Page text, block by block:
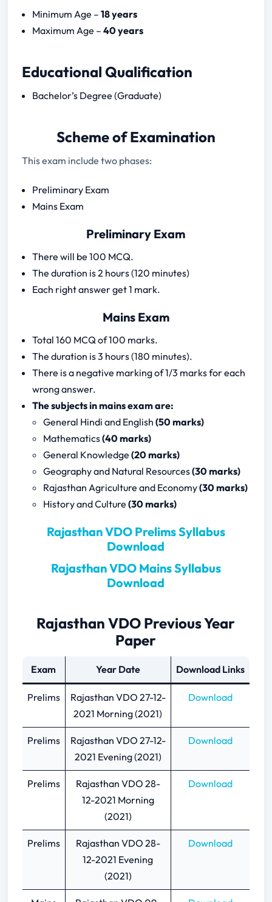
Preliminary Exam
Mains Exam
Rajasthan VDO Mains Syllabus Download
Prelims Exam
Mains Exam
Hindi
Rajasthan Agriculture and Economy
Minimum Age –18 years
Maximum Age –40 years
Educational Qualification
Bachelor’s Degree (Graduate)
Scheme of Examination
This exam include two phases:
Preliminary Exam
Mains Exam
Preliminary Exam
There will be 100 MCQ.
The duration is 2 hours (120 minutes)
Each right answer get 1 mark.
Mains Exam
Total 160 MCQ of 100 marks.
The duration is 3 hours (180 minutes).
There is a negative marking of 1/3 marks for each
wrong answer.
The subjects in mains exam are:
General Hindi and English (50 marks)
Mathematics(40 marks)
General Knowledge(20 marks)
Geography and Natural Resources(30 marks)
Rajasthan Agriculture and Economy(30 marks)
History and Culture(30 marks)
Rajasthan VDO Prelims Syllabus
Download
Rajasthan VDO Mains Syllabus
Download
Rajasthan VDO Previous Year
Paper
Exam Year Date Download Links
Prelims
Rajasthan VDO 27-12-
2021 Morning (2021)
Download
Prelims
Rajasthan VDO 27-12-
2021 Evening (2021)
Download
Prelims
Rajasthan VDO 28-
12-2021 Morning
(2021)
Download
Prelims
Rajasthan VDO 28-
12-2021 Evening
(2021)
Download